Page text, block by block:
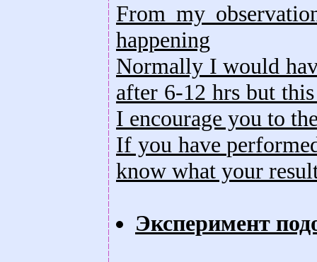
From my
happening
Normally I would
after 6-12 hrs but
I encourage you to
If you have
know what your
Эксперимент